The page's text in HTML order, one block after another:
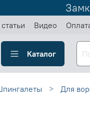
Видео
Каталог
Для